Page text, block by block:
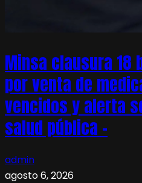
Minsa clausura 18
por venta de
vencidos y alerta
salud pública –
admin
agosto 6, 2026